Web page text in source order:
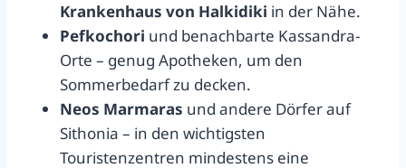
Krankenhaus von Halkidiki in der Nähe.
Pefkochori und benachbarte Kassandra-
Orte – genug Apotheken, um den
Sommerbedarf zu decken.
Neos Marmaras und andere Dörfer auf
Sithonia – in den wichtigsten
Touristenzentren mindestens eine